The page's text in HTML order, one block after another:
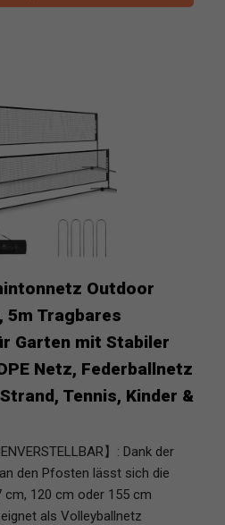
Outdoor
5m Tragbares
Garten mit Stabiler
Netz, Federballnetz
Tennis, Kinder &
】: Dank der
den Pfosten lässt sich die
cm, 120 cm oder 155 cm
als Volleyballnetz